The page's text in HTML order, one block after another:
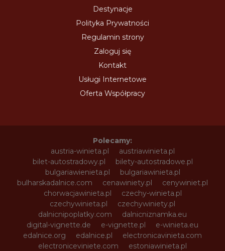
Destynacje
Polityka Prywatności
Regulamin strony
Zaloguj się
Kontakt
Usługi Internetowe
Oferta Współpracy
Polecamy:
austria-winieta.pl
austriawinieta.pl
bilet-autostradowy.pl
bilety-autostradowe.pl
bulgariawienieta.pl
bulgariawinieta.pl
bulharskadalnice.com
cenawiniety.pl
cenywiniet.pl
chorwacjawinieta.pl
czechy-winieta.pl
czechywinieta.pl
czechywiniety.pl
dalnicnipoplatky.com
dalnicniznamka.eu
digital-vignette.de
e-vignette.pl
e-winieta.eu
edalnice.org
edalnice.pl
electronicavinieta.com
electroniceviniete.com
estoniawinieta.pl